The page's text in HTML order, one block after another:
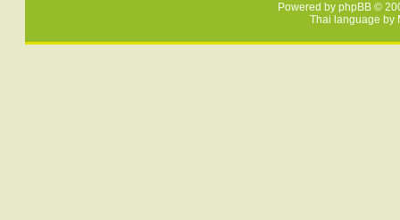
Powered by phpBB ©
Thai language by